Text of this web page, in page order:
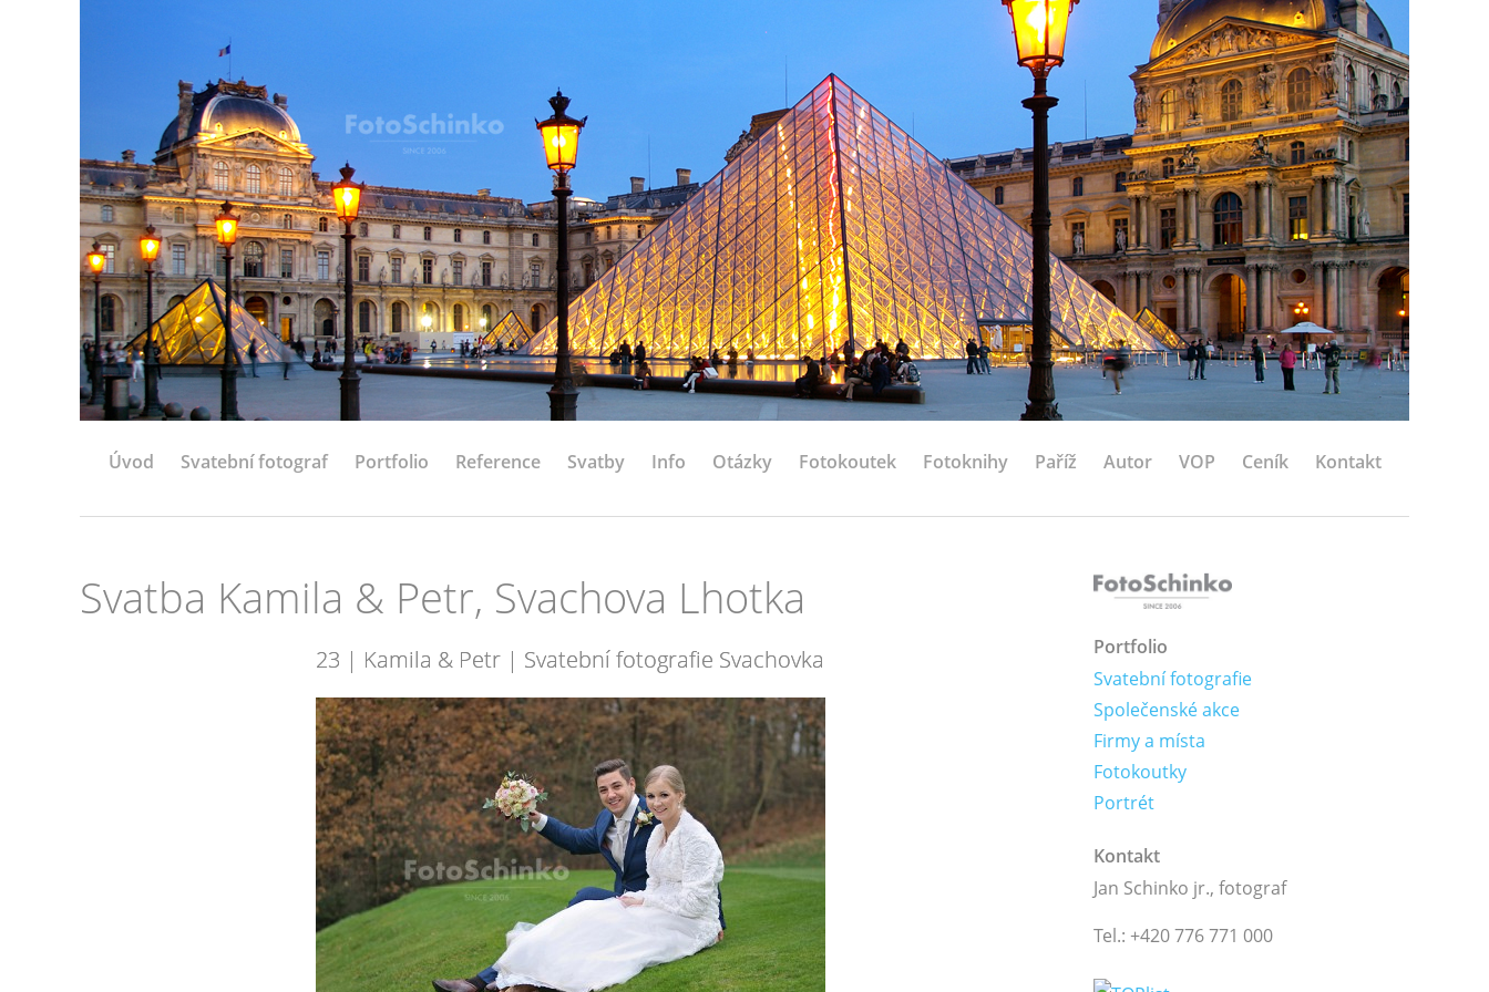
Úvod Svatební fotograf Portfolio Reference Svatby Info Otázky Fotokoutek Fotoknihy Paříž Autor VOP Ceník Kontakt
Svatba Kamila & Petr, Svachova Lhotka
23 | Kamila & Petr | Svatební fotografie Svachovka
Portfolio
Svatební fotografie
Společenské akce
Firmy a místa
Fotokoutky
Portrét
Kontakt
Jan Schinko jr., fotograf
Tel.: +420 776 771 000